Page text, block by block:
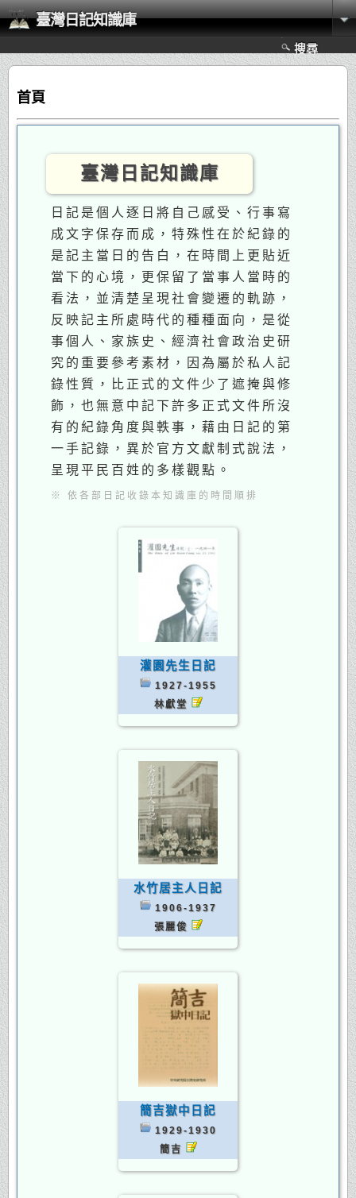
臺灣日記知識庫
搜尋
首頁
臺灣日記知識庫
日記是個人逐日將自己感受、行事寫
成文字保存而成，特殊性在於紀錄的
是記主當日的告白，在時間上更貼近
當下的心境，更保留了當事人當時的
看法，並清楚呈現社會變遷的軌跡，
反映記主所處時代的種種面向，是從
事個人、家族史、經濟社會政治史研
究的重要參考素材，因為屬於私人記
錄性質，比正式的文件少了遮掩與修
飾，也無意中記下許多正式文件所沒
有的紀錄角度與軼事，藉由日記的第
一手記錄，異於官方文獻制式說法，
呈現平民百姓的多樣觀點。
※ 依各部日記收錄本知識庫的時間順排
灌園先生日記
1927-1955
林獻堂
水竹居主人日記
1906-1937
張麗俊
簡吉獄中日記
1929-1930
簡吉